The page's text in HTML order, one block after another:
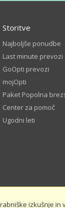
izkušnje
Storitve
Najboljše ponudbe
Last minute prevozi
GoOpti prevozi
mojOpti
Paket Popolna
Center za pomoč
Ugodni leti